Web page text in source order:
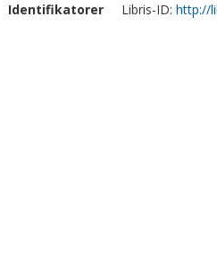
Identifikatorer
Libris-ID: http://